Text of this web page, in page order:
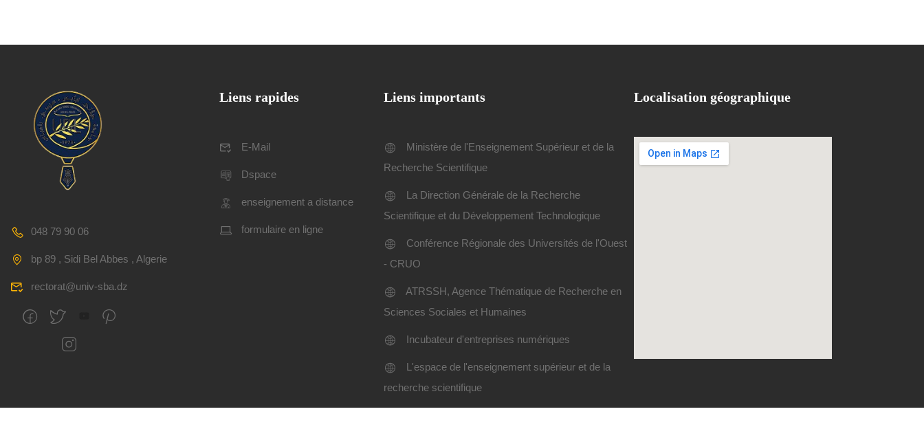
048 79 90 06
bp 89 , Sidi Bel Abbes , Algerie
rectorat@univ-sba.dz
Liens rapides
E-Mail
Dspace
enseignement a distance
formulaire en ligne
Liens importants
Ministère de l'Enseignement Supérieur et de la
Recherche Scientifique
La Direction Générale de la Recherche
Scientifique et du Développement Technologique
Conférence Régionale des Universités de l'Ouest
- CRUO
ATRSSH, Agence Thématique de Recherche en
Sciences Sociales et Humaines
Incubateur d'entreprises numériques
L'espace de l'enseignement supérieur et de la
recherche scientifique
Localisation géographique